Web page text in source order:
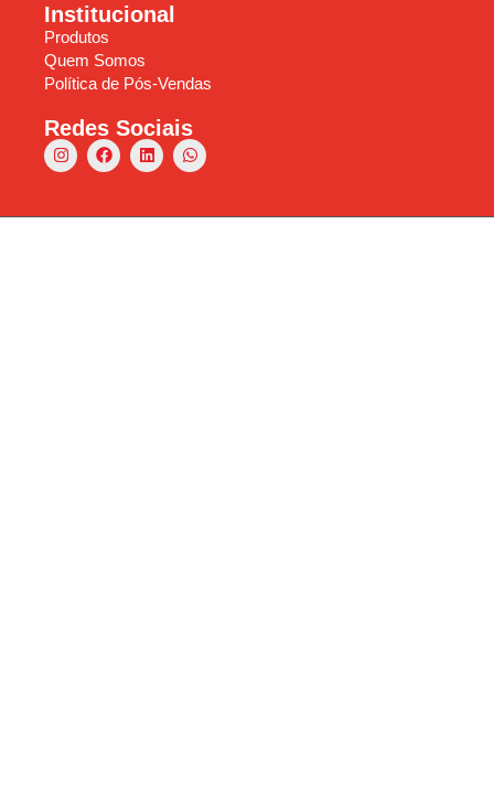
Institucional
Produtos
Quem Somos
Política de Pós-Vendas
Redes Sociais